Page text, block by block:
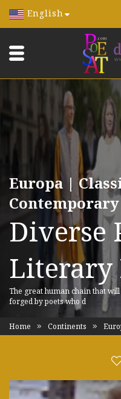
English
Europa |
Contemporary
Diverse
Literary
The great human chain that
forged by poets who d
Home Continents